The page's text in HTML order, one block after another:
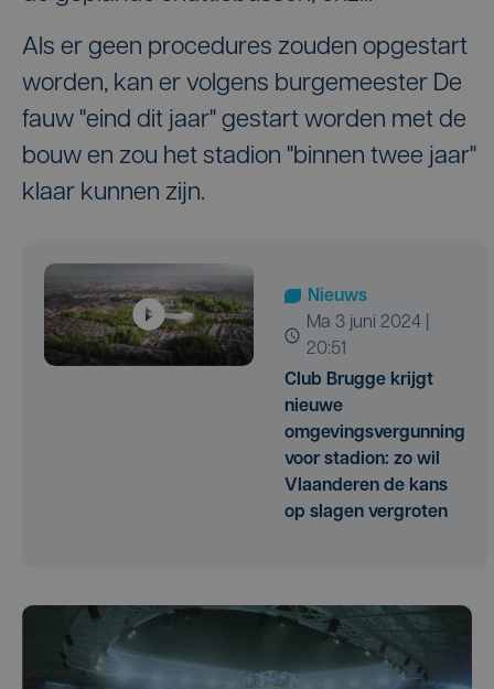
Als er geen procedures zouden opgestart
worden, kan er volgens burgemeester De
fauw "eind dit jaar" gestart worden met de
bouw en zou het stadion "binnen twee jaar"
klaar kunnen zijn.
Nieuws
ma 3 juni 2024 |
20:51
Club Brugge krijgt
nieuwe
omgevingsvergunning
voor stadion: zo wil
Vlaanderen de kans
op slagen vergroten